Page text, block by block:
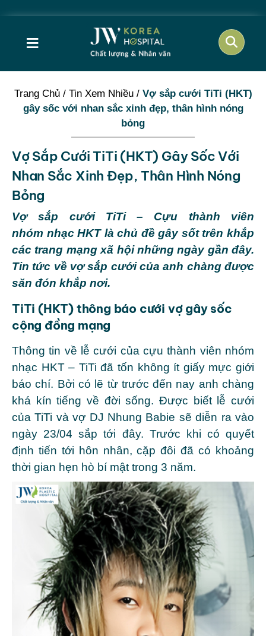
≡
Trang Chủ/ Tin Xem Nhiều/ Vợ sắp cưới TiTi (HKT)
gây sốc với nhan sắc xinh đẹp, thân hình nóng
bỏng
Vợ Sắp Cưới TiTi (HKT) Gây Sốc Với
Nhan Sắc Xinh Đẹp, Thân Hình Nóng
Bỏng
Vợ sắp cưới TiTi – Cựu thành viên
nhóm nhạc HKT là chủ đề gây sốt trên khắp
các trang mạng xã hội những ngày gần đây.
Tin tức về vợ sắp cưới của anh chàng được
săn đón khắp nơi.
TiTi (HKT) thông báo cưới vợ gây sốc
cộng đồng mạng
Thông tin về lễ cưới của cựu thành viên nhóm
nhạc HKT – TiTi đã tốn không ít giấy mực giới
báo chí. Bởi có lẽ từ trước đến nay anh chàng
khá kín tiếng về đời sống. Được biết lễ cưới
của TiTi và vợ DJ Nhung Babie sẽ diễn ra vào
ngày 23/04 sắp tới đây. Trước khi có quyết
định tiến tới hôn nhân, cặp đôi đã có khoảng
thời gian hẹn hò bí mật trong 3 năm.